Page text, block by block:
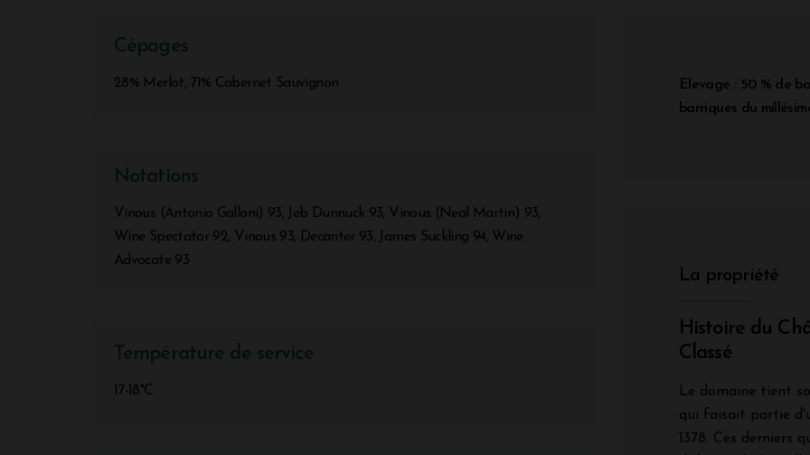
Cépages
28% Merlot, 71% Cabernet Sauvignon
Notations
Vinous (Antonio Galloni) 93, Jeb Dunnuck 93, Vinous (Neal Martin) 93,
Wine Spectator 92, Vinous 93, Decanter 93, James Suckling 94, Wine
Advocate 93
Température de service
17-18°C
Elevage : 50 % de
barriques du
La propriété
Histoire du
Classé
Le domaine tient
qui faisait partie
1378. Ces derniers